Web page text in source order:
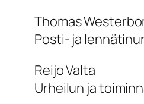
Thomas
Posti- ja
Reijo Valta
Urheilun ja